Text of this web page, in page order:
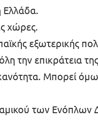
Ελλάδα.
χώρες.
εξωτερικής
την επικράτεια
Μπορεί
των